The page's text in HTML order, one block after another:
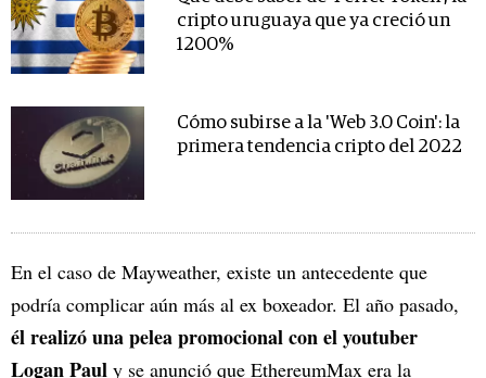
cripto uruguaya que ya creció un
1200%
Cómo subirse a la 'Web 3.0 Coin': la
primera tendencia cripto del 2022
En el caso de Mayweather, existe un antecedente que
podría complicar aún más al ex boxeador. El año pasado,
él realizó una pelea promocional con el youtuber
Logan Paul y se anunció que EthereumMax era la